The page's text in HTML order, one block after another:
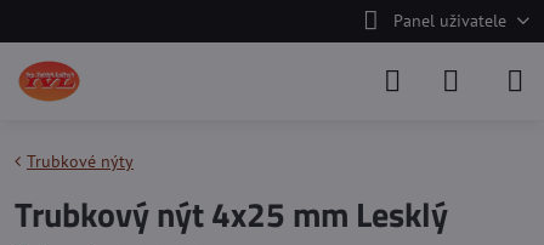
Panel uživatele
Trubkové nýty
Trubkový nýt 4x25 mm Lesklý